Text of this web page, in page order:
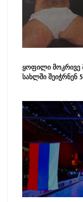
ყოფილი მოკრივე
სახლში შეიჭრნენ